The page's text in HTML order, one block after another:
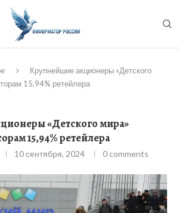
Крупнейшие акционеры «Детского
15,94% ретейлера
«Детского мира»
15,94% ретейлера
10 сентября, 2024 0 comments